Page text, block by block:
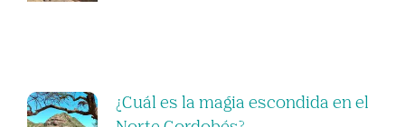
¿Cuál es la magia escondida en el